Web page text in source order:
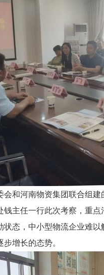
和河南物资集团联合组建
主任一行此次考察，重
态，中小型物流企业难
增长的态势。